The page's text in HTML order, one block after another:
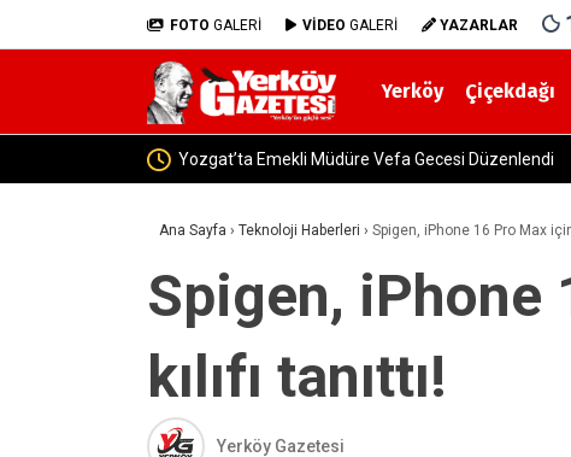
FOTO GALERİ VİDEO GALERİ YAZARLAR
Yerköy Çiçekdağı
Ana Sayfa › Teknoloji Haberleri › Spigen, iPhone 16 Pro Max için
Spigen, iPhone
kılıfı tanıttı!
Yerköy Gazetesi